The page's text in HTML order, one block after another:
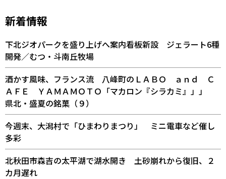
新着情報
下北ジオパークを盛り上げへ案内看板新設 ジェラート6種
開発／むつ・斗南丘牧場
酒かす風味、フランス流 八峰町のＬＡＢＯ ａｎｄ Ｃ
ＡＦＥ ＹＡＭＡＭＯＴＯ「マカロン『シラカミ』」」
県北・盛夏の銘菓（９）
今週末、大潟村で「ひまわりまつり」 ミニ電車など催し
多彩
北秋田市森吉の太平湖で湖水開き 土砂崩れから復旧、２
カ月遅れ